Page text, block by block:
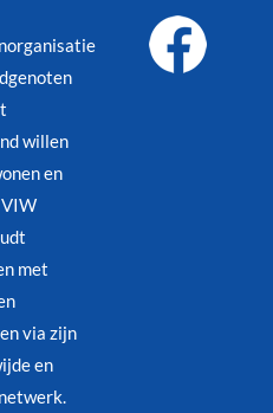
willen
en
met
via zijn
en